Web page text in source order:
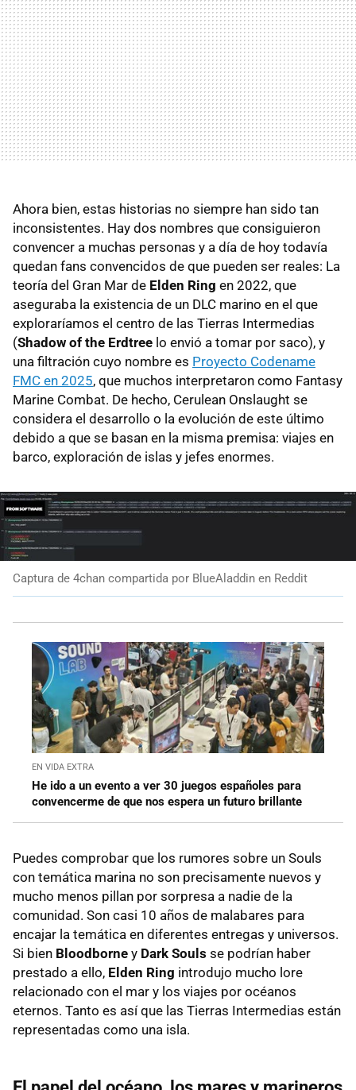
Ahora bien, estas historias no siempre han sido tan
inconsistentes. Hay dos nombres que consiguieron
convencer a muchas personas y a día de hoy todavía
quedan fans convencidos de que pueden ser reales: La
teoría del Gran Mar de Elden Ring en 2022, que
aseguraba la existencia de un DLC marino en el que
exploraríamos el centro de las Tierras Intermedias
(Shadow of the Erdtree lo envió a tomar por saco), y
una filtración cuyo nombre es Proyecto Codename
FMC en 2025, que muchos interpretaron como Fantasy
Marine Combat. De hecho, Cerulean Onslaught se
considera el desarrollo o la evolución de este último
debido a que se basan en la misma premisa: viajes en
barco, exploración de islas y jefes enormes.
Captura de 4chan compartida por BlueAladdin en Reddit
EN VIDA EXTRA
He ido a un evento a ver 30 juegos españoles para
convencerme de que nos espera un futuro brillante
Puedes comprobar que los rumores sobre un Souls
con temática marina no son precisamente nuevos y
mucho menos pillan por sorpresa a nadie de la
comunidad. Son casi 10 años de malabares para
encajar la temática en diferentes entregas y universos.
Si bien Bloodborne y Dark Souls se podrían haber
prestado a ello, Elden Ring introdujo mucho lore
relacionado con el mar y los viajes por océanos
eternos. Tanto es así que las Tierras Intermedias están
representadas como una isla.